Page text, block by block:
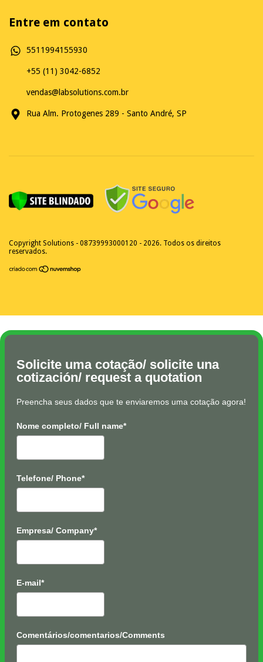
Entre em contato
5511994155930
+55 (11) 3042-6852
vendas@labsolutions.com.br
Rua Alm. Protogenes 289 - Santo André, SP
Copyright Solutions - 08739993000120 - 2026. Todos os direitos
reservados.
Solicite uma cotação/ solicite una
cotización/ request a quotation
Preencha seus dados que te enviaremos uma cotação agora!
Nome completo/ Full name*
Telefone/ Phone*
Empresa/ Company*
E-mail*
Comentários/comentarios/Comments